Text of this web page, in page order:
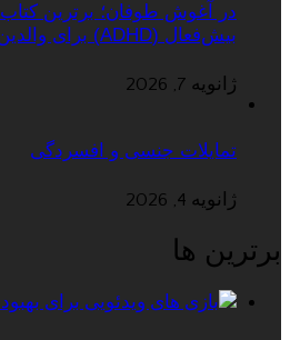
در آغوش طوفان؛ برترین
بیش‌فعال (ADHD) برای والدین
ژانویه 7, 2026
تمایلات جنسی و افسردگی
ژانویه 4, 2026
برترین ها